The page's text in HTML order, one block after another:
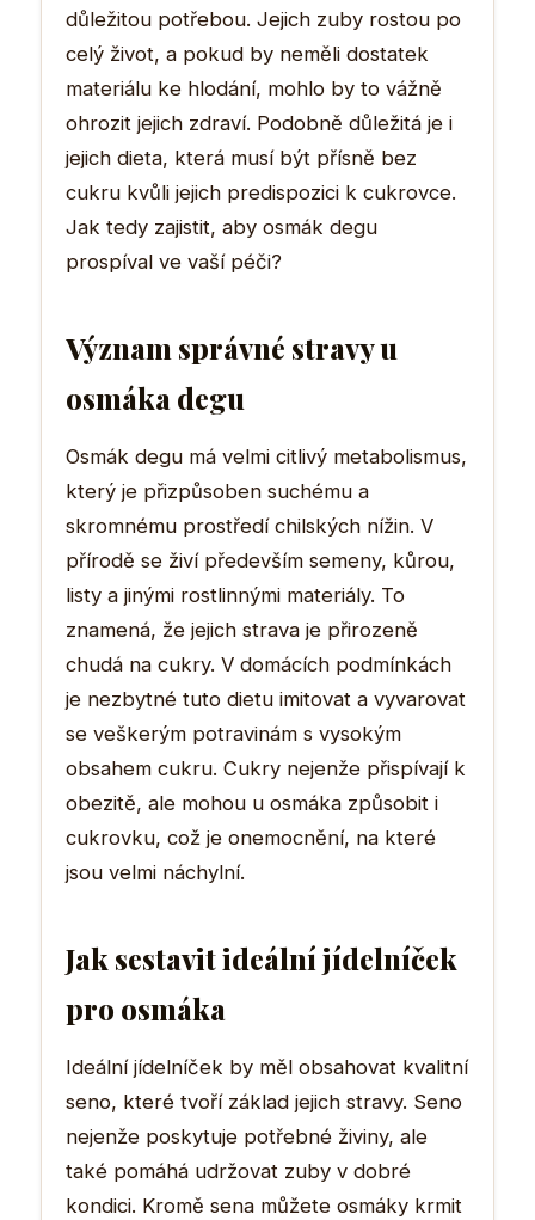
důležitou potřebou. Jejich zuby rostou po
celý život, a pokud by neměli dostatek
materiálu ke hlodání, mohlo by to vážně
ohrozit jejich zdraví. Podobně důležitá je i
jejich dieta, která musí být přísně bez
cukru kvůli jejich predispozici k cukrovce.
Jak tedy zajistit, aby osmák degu
prospíval ve vaší péči?
Význam správné stravy u
osmáka degu
Osmák degu má velmi citlivý metabolismus,
který je přizpůsoben suchému a
skromnému prostředí chilských nížin. V
přírodě se živí především semeny, kůrou,
listy a jinými rostlinnými materiály. To
znamená, že jejich strava je přirozeně
chudá na cukry. V domácích podmínkách
je nezbytné tuto dietu imitovat a vyvarovat
se veškerým potravinám s vysokým
obsahem cukru. Cukry nejenže přispívají k
obezitě, ale mohou u osmáka způsobit i
cukrovku, což je onemocnění, na které
jsou velmi náchylní.
Jak sestavit ideální jídelníček
pro osmáka
Ideální jídelníček by měl obsahovat kvalitní
seno, které tvoří základ jejich stravy. Seno
nejenže poskytuje potřebné živiny, ale
také pomáhá udržovat zuby v dobré
kondici. Kromě sena můžete osmáky krmit